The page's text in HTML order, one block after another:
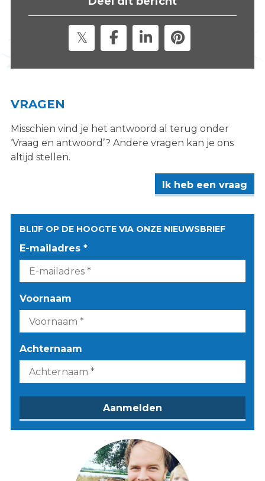
"
VRAGEN
Misschien vind je het antwoord al terug onder
‘Vraag en antwoord’? Andere vragen kan je ons
altijd stellen.
Ik heb een vraag
BLIJF OP DE HOOGTE VIA ONZE NIEUWSBRIEF
E-mailadres *
Voornaam
Achternaam